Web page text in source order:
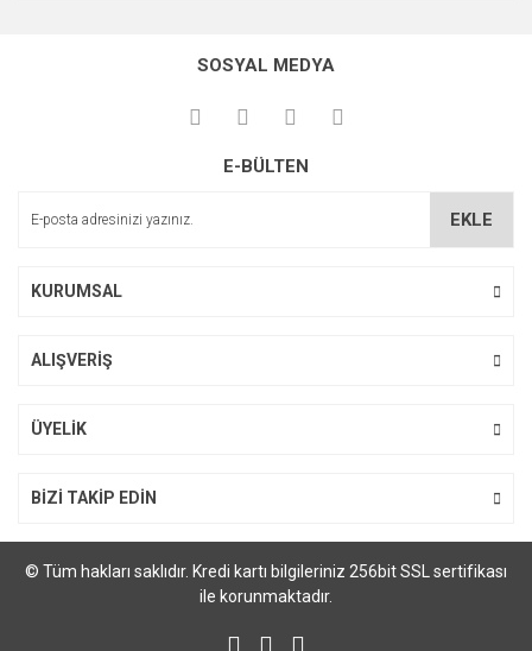
kullanarak tarafımıza iletebilirsiniz.
Görüş ve önerileriniz için teşekkür ederiz.
Ürün açıklamasında eksik bilgiler bulunuyor.
SOSYAL MEDYA
E-BÜLTEN
EKLE
KURUMSAL
ALIŞVERİŞ
ÜYELİK
BİZİ TAKİP EDİN
© Tüm hakları saklıdır. Kredi kartı bilgileriniz 256bit SSL sertifikası
ile korunmaktadır.